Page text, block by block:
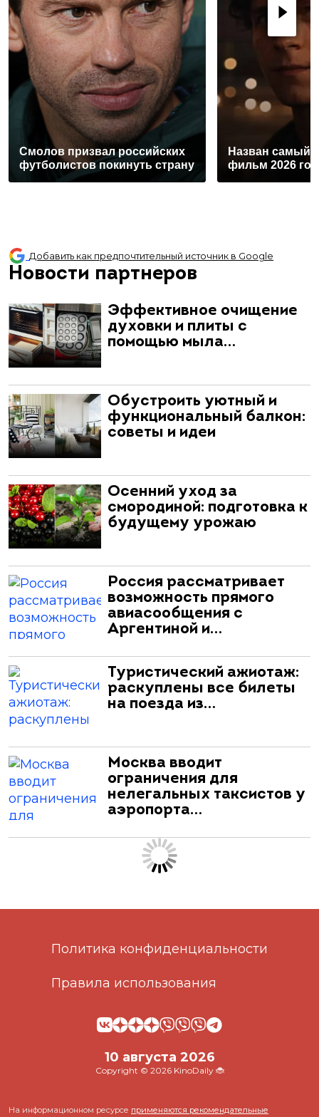
Смолов призвал российских
футболистов покинуть страну
Назван самый
фильм 2026
Добавить как предпочтительный источник в Google
Новости партнеров
Эффективное очищение
духовки и плиты с
помощью мыла…
Обустроить уютный и
функциональный балкон:
советы и идеи
Осенний уход за
смородиной: подготовка к
будущему урожаю
Россия рассматривает
возможность прямого
авиасообщения с
Аргентиной и…
Туристический ажиотаж:
раскуплены все билеты
на поезда из…
Москва вводит
ограничения для
нелегальных таксистов у
аэропорта…
Политика конфиденциальности
Правила использования
10 августа 2026
Copyright © 2026 KinoDaily 🐞
На информационном ресурсе применяются рекомендательные